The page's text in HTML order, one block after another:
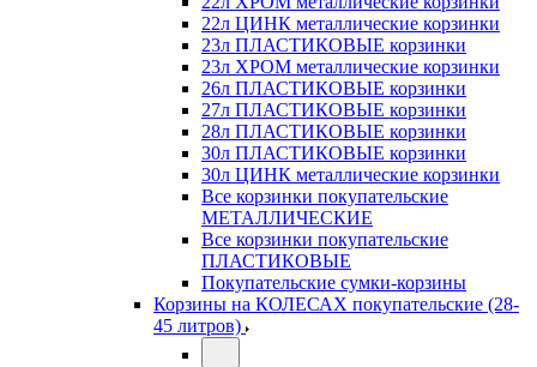
22л ЦИНК металлические корзинки
23л ПЛАСТИКОВЫЕ корзинки
23л ХРОМ металлические корзинки
26л ПЛАСТИКОВЫЕ корзинки
27л ПЛАСТИКОВЫЕ корзинки
28л ПЛАСТИКОВЫЕ корзинки
30л ПЛАСТИКОВЫЕ корзинки
30л ЦИНК металлические корзинки
Все корзинки покупательские
МЕТАЛЛИЧЕСКИЕ
Все корзинки покупательские
ПЛАСТИКОВЫЕ
Покупательские сумки-корзины
Корзины на КОЛЕСАХ покупательские (28-
45 литров)